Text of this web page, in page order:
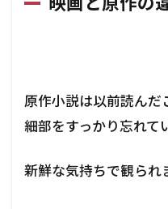
原作小説は以前読んだ
細部をすっかり忘れて
新鮮な気持ちで観られ